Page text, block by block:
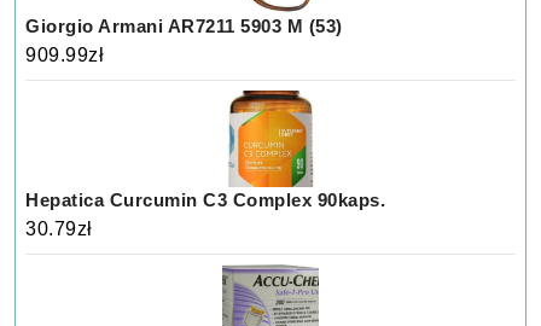
Giorgio Armani AR7211 5903 M (53)
909.99zł
Hepatica Curcumin C3 Complex 90kaps.
30.79zł